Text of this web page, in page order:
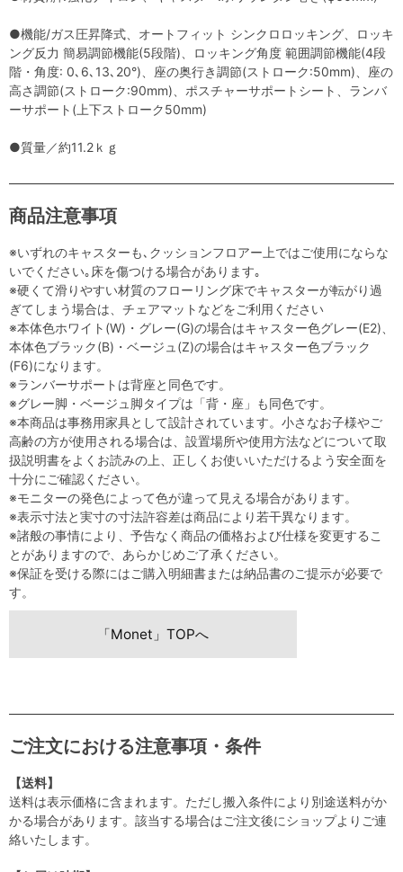
●機能/ガス圧昇降式、オートフィット シンクロロッキング、ロッキ
ング反力 簡易調節機能(5段階)、ロッキング角度 範囲調節機能(4段
階・角度: 0､6､13､20°)、座の奥行き調節(ストローク:50mm)、座の
高さ調節(ストローク:90mm)、ポスチャーサポートシート、ランバ
ーサポート(上下ストローク50mm)
●質量／約11.2ｋｇ
商品注意事項
※いずれのキャスターも､クッションフロアー上ではご使用にならな
いでください｡床を傷つける場合があります｡
※硬くて滑りやすい材質のフローリング床でキャスターが転がり過
ぎてしまう場合は、チェアマットなどをご利用ください
※本体色ホワイト(W)・グレー(G)の場合はキャスター色グレー(E2)、
本体色ブラック(B)・ベージュ(Z)の場合はキャスター色ブラック
(F6)になります。
※ランバーサポートは背座と同色です。
※グレー脚・ベージュ脚タイプは「背・座」も同色です。
※本商品は事務用家具として設計されています。小さなお子様やご
高齢の方が使用される場合は、設置場所や使用方法などについて取
扱説明書をよくお読みの上、正しくお使いいただけるよう安全面を
十分にご確認ください。
※モニターの発色によって色が違って見える場合があります。
※表示寸法と実寸の寸法許容差は商品により若干異なります。
※諸般の事情により、予告なく商品の価格および仕様を変更するこ
とがありますので、あらかじめご了承ください。
※保証を受ける際にはご購入明細書または納品書のご提示が必要で
す。
「Monet」TOPへ
ご注文における注意事項・条件
【送料】
送料は表示価格に含まれます。ただし搬入条件により別途送料がか
かる場合があります。該当する場合はご注文後にショップよりご連
絡いたします。